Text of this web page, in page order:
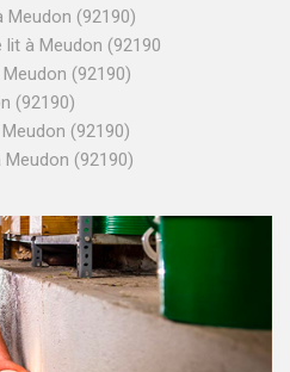
Meudon (92190)
à Meudon (92190
(92190)
(92190)
(92190)
(92190)